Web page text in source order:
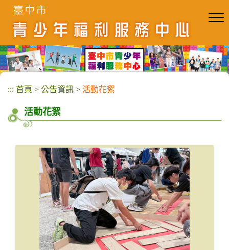
內
容
區
::: 首頁 > 公告資訊 > 活動花絮
活動花絮